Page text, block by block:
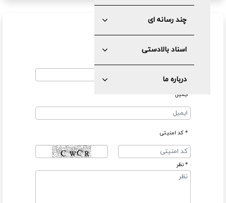
چند رسانه ای
اسناد بالادستی
درباره ما
ارسال نظر
نام
ایمیل
* کد امنیتی
* نظر